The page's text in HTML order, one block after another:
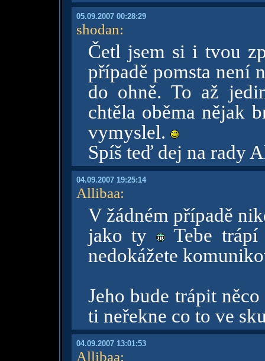
05.09.2007 00:28:29
shodan:
Četl jsem si i tvou
případě pomsta není
do ohně. To až
chtěla oběma nějak
vymyslel.
Spíš teď dej na rady
04.09.2007 19:25:14
Allibaa:
V žádném případě
jako ty
Tebe
nedokážete
Jeho bude trápit
ti neřekne co to ve
04.09.2007 13:01:53
Allibaa: